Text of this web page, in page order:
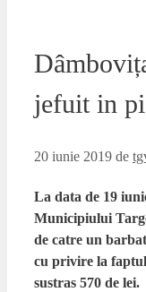
jefuit in
20 iunie 2019 de
La data de 19
Municipiului
de catre un
cu privire la faptul
sustras 570 de lei.